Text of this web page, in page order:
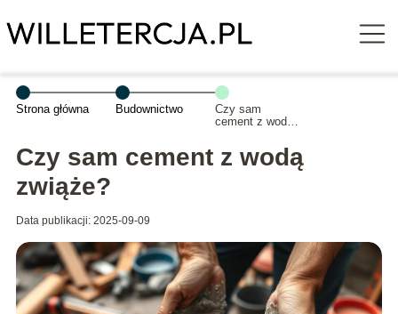
Strona główna Budownictwo
Czy sam
cement z wodą
Czy sam cement z wodą
zwiąże?
Data publikacji: 2025-09-09